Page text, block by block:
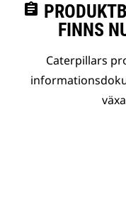
assignment
FINNS
Caterpillars